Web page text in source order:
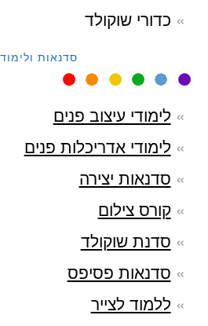
כדורי שוקולד
סדנאות
לימודי עיצוב פנים
לימודי אדריכלות פנים
סדנאות יצירה
קורס צילום
סדנת שוקולד
סדנאות פסיפס
ללמוד לצייר